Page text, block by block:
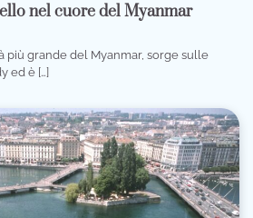
nel cuore del Myanmar
più grande del Myanmar, sorge sulle
ed è […]